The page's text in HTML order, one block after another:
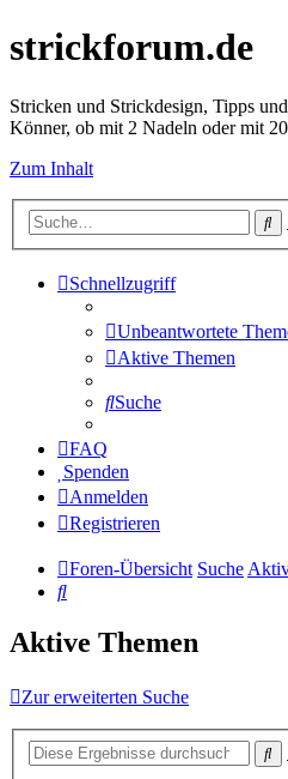
strickforum.de
Stricken und Strickdesign, Tipps
Könner, ob mit 2 Nadeln oder mit
Zum Inhalt
Schnellzugriff
Unbeantwortete
Aktive Themen
Suche
FAQ
Spenden
Anmelden
Registrieren
Foren-Übersicht Suche
Suche
Aktive Themen
Zur erweiterten Suche